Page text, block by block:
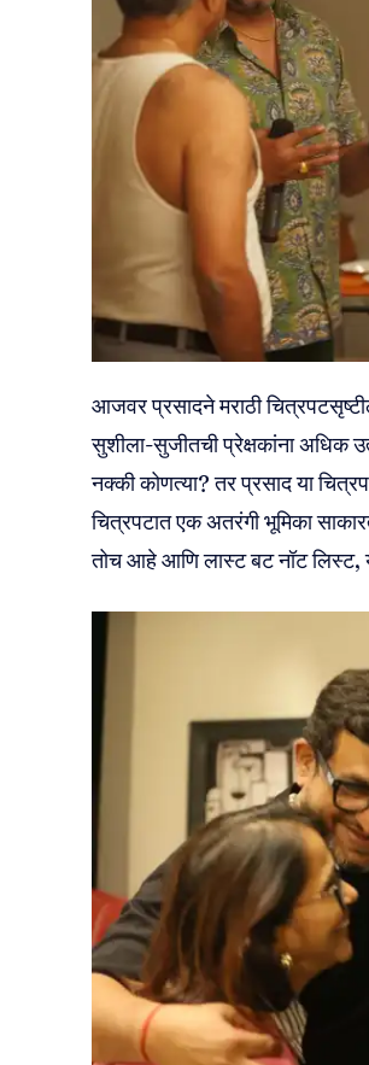
आजवर प्रसादने मराठी
सुशीला-सुजीतची प्रेक्षकांना अधिक
नक्की कोणत्या? तर प्रसाद या
चित्रपटात एक अतरंगी भूमिका
तोच आहे आणि लास्ट बट नॉट लिस्ट,